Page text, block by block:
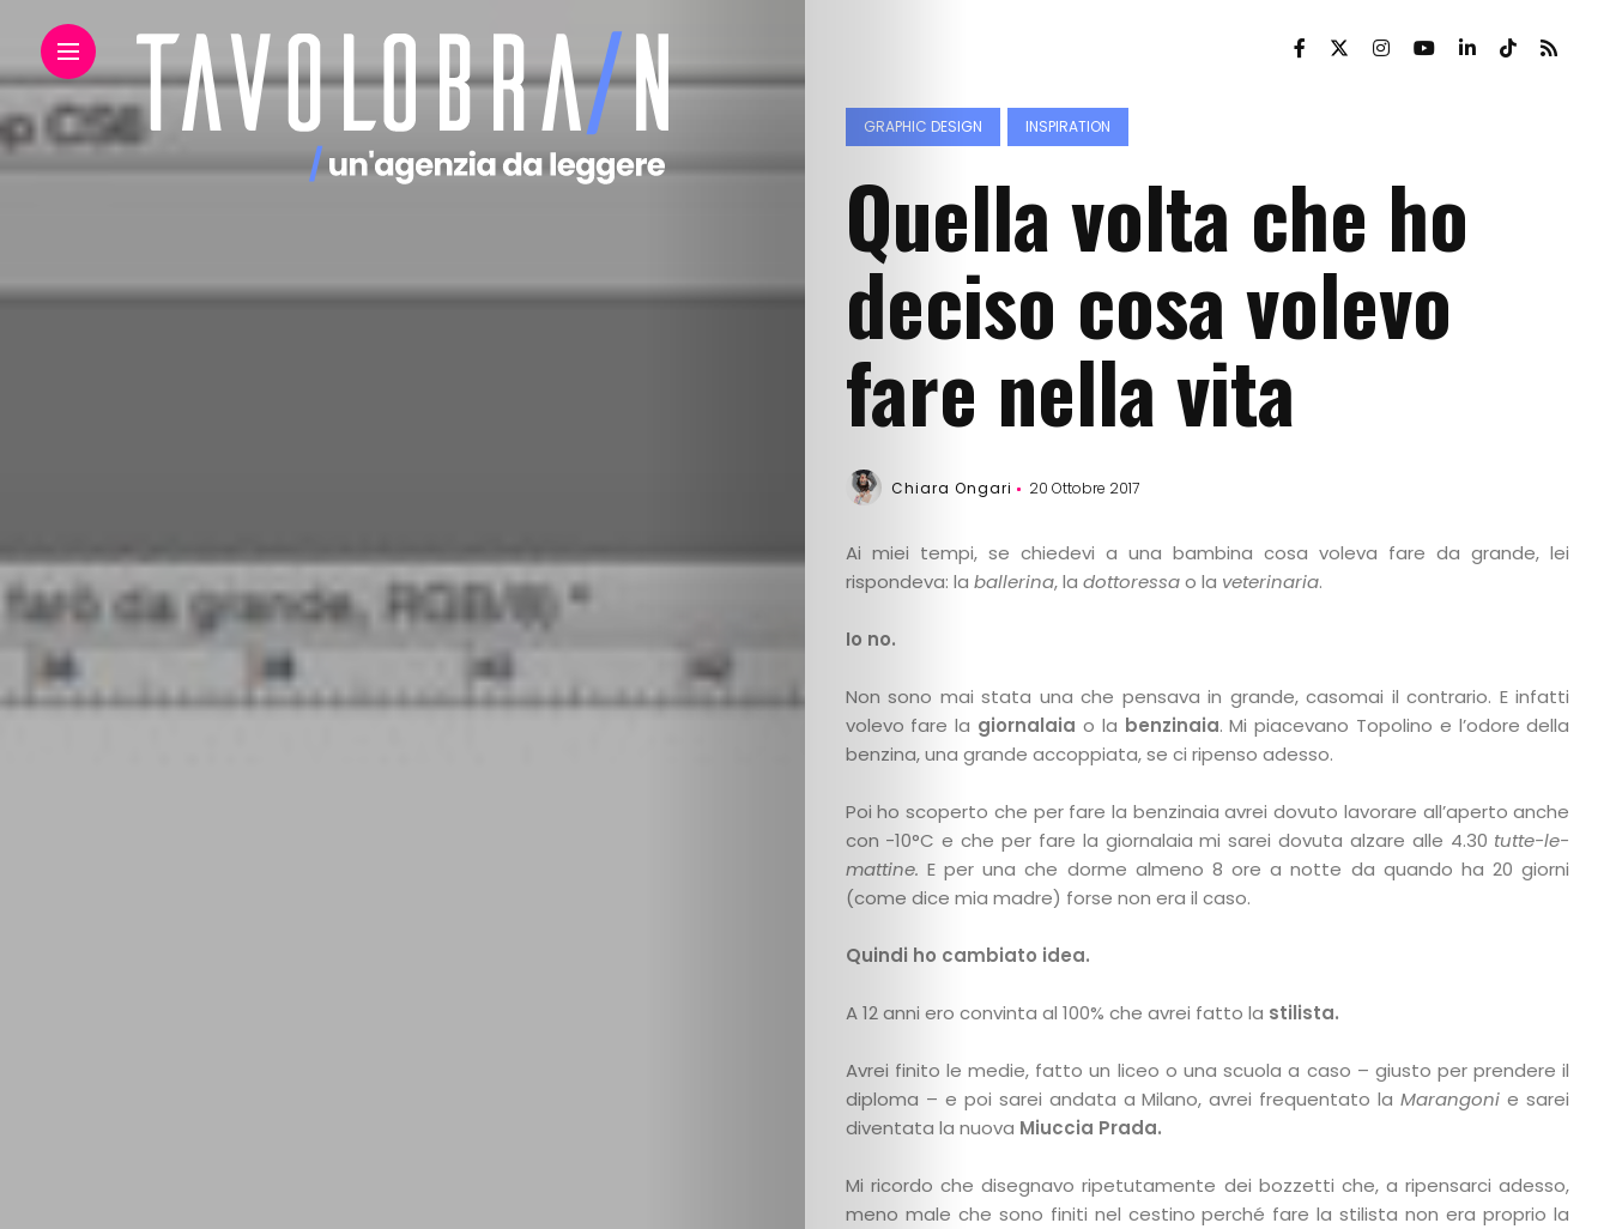
GRAPHIC DESIGN INSPIRATION
Quella volta che ho
deciso cosa volevo
fare nella vita
Chiara Ongari 20 Ottobre 2017
Ai miei tempi, se chiedevi a una bambina cosa voleva fare da grande, lei
rispondeva: la ballerina, la dottoressao la veterinaria.
Io no.
Non sono mai stata una che pensava in grande, casomai il contrario. E infatti
volevo fare la giornalaia o la benzinaia.Mi piacevano Topolino e l’odore della
benzina, una grande accoppiata, se ci ripenso adesso.
Poi ho scoperto che per fare la benzinaia avrei dovuto lavorare all’aperto anche
con -10°C e che per fare la giornalaia mi sarei dovuta alzare alle 4.30 tutte-le-
mattine. E per una che dorme almeno 8 ore a notte da quando ha 20 giorni
(come dice mia madre) forse non era il caso.
Quindi ho cambiato idea.
A 12 anni ero convinta al 100% che avrei fatto la stilista.
Avrei finito le medie, fatto un liceo o una scuola a caso – giusto per prendere il
diploma – e poi sarei andata a Milano, avrei frequentato laMarangoni e sarei
diventata la nuova Miuccia Prada.
Mi ricordo che disegnavo ripetutamente dei bozzetti che, a ripensarci adesso,
meno male che sono finiti nel cestino perché fare la stilista non era proprio la